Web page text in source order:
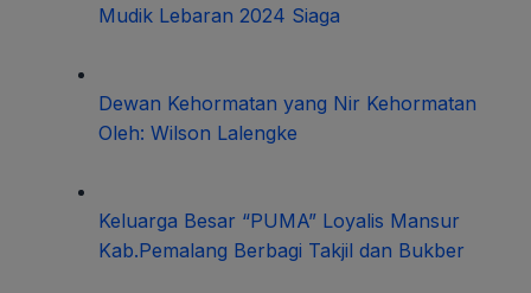
Mudik Lebaran 2024 Siaga
Dewan Kehormatan yang Nir Kehormatan
Oleh: Wilson Lalengke
Keluarga Besar “PUMA” Loyalis Mansur
Kab.Pemalang Berbagi Takjil dan Bukber